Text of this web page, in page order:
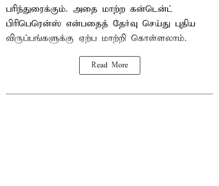
பரிந்துரைக்கும். அதை மாற்ற கன்டென்ட்
பிரிபெரென்ஸ் என்பதைத் தேர்வு செய்து புதிய
விருப்பங்களுக்கு ஏற்ப மாற்றி கொள்ளலாம்.
Read More